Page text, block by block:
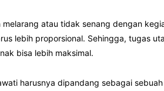
atau tidak senang dengan
lebih proporsional. Sehingga, tugas
bisa lebih maksimal.
harusnya dipandang sebagai